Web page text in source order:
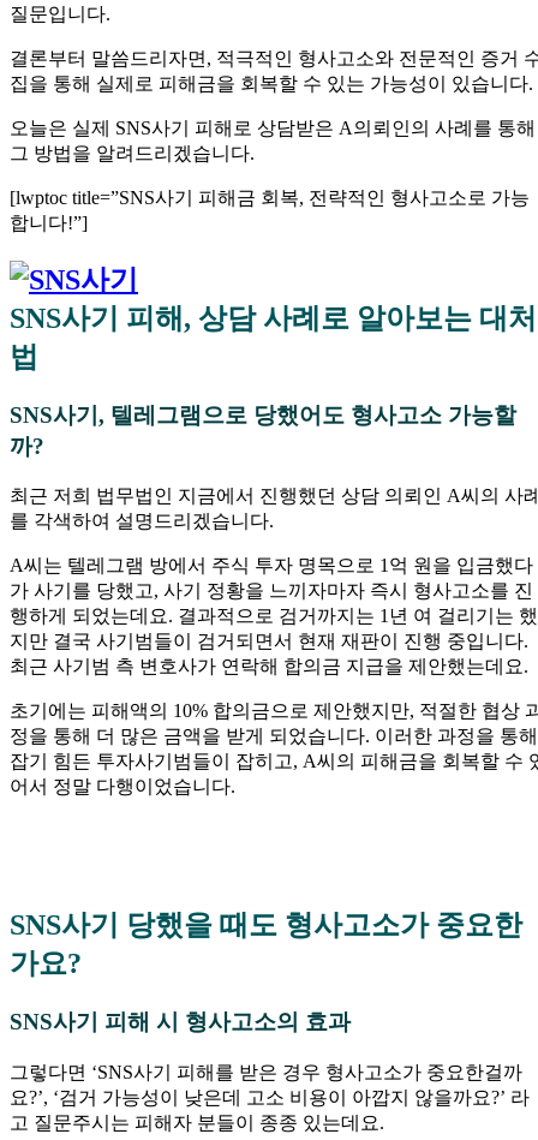
질문입니다.
결론부터 말씀드리자면, 적극적인 형사고소와 전문적인 증거
집을 통해 실제로 피해금을 회복할 수 있는 가능성이 있습니다.
오늘은 실제 SNS사기 피해로 상담받은 A의뢰인의 사례를 통해
그 방법을 알려드리겠습니다.
[lwptoc title=”SNS사기 피해금 회복, 전략적인 형사고소로 가능
합니다!”]
SNS사기 피해, 상담 사례로 알아보는 대처
법
SNS사기, 텔레그램으로 당했어도 형사고소 가능할
까?
최근 저희 법무법인 지금에서 진행했던 상담 의뢰인 A씨의 사
를 각색하여 설명드리겠습니다.
A씨는 텔레그램 방에서 주식 투자 명목으로 1억 원을 입금했다
가 사기를 당했고, 사기 정황을 느끼자마자 즉시 형사고소를 진
행하게 되었는데요. 결과적으로 검거까지는 1년 여 걸리기는 했
지만 결국 사기범들이 검거되면서 현재 재판이 진행 중입니다.
최근 사기범 측 변호사가 연락해 합의금 지급을 제안했는데요.
초기에는 피해액의 10% 합의금으로 제안했지만, 적절한 협상
정을 통해 더 많은 금액을 받게 되었습니다. 이러한 과정을 통해
잡기 힘든 투자사기범들이 잡히고, A씨의 피해금을 회복할 수
어서 정말 다행이었습니다.
SNS사기 당했을 때도 형사고소가 중요한
가요?
SNS사기 피해 시 형사고소의 효과
그렇다면 ‘SNS사기 피해를 받은 경우 형사고소가 중요한걸까
요?’, ‘검거 가능성이 낮은데 고소 비용이 아깝지 않을까요?’ 라
고 질문주시는 피해자 분들이 종종 있는데요.